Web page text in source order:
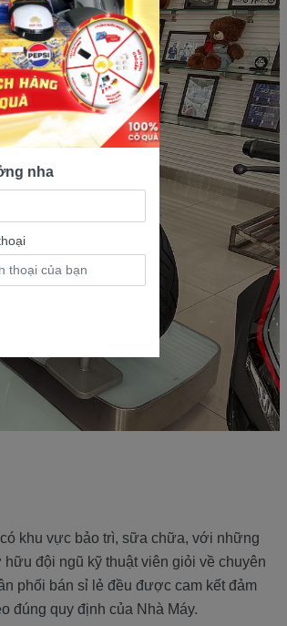
khu vực bảo trì, sữa chữa, với những
đội ngũ kỹ thuật viên giỏi về chuyên
phối bán sỉ lẻ đều được cam kết đảm
đúng quy định của Nhà Máy.
nha